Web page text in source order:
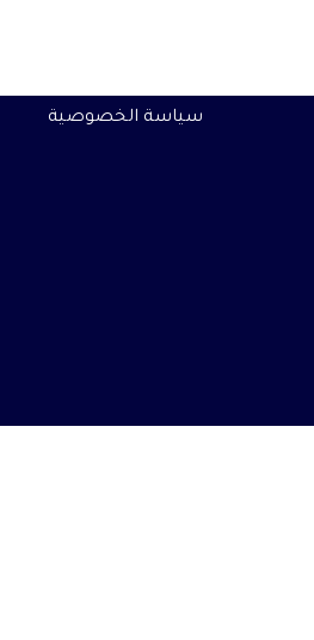
سياسة الخصوصية